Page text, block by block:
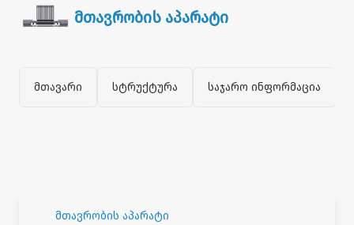
მთავრობის აპარატი
მთავარი სტრუქტურა საჯარო ინფორმაცია
მთავრობის აპარატი